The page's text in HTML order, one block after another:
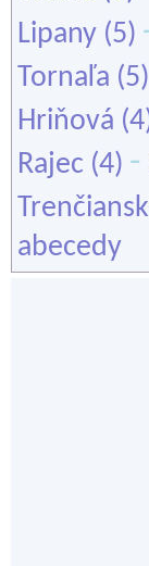
Lipany (5)
Tornaľa (5)
Hriňová
Rajec (4) -
abecedy